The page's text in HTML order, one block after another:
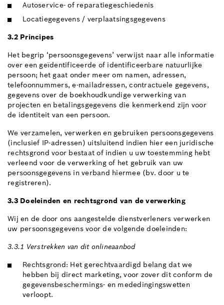
Autoservice- of reparatiegeschiedenis
Locatiegegevens / verplaatsingsgegevens
3.2 Principes
Het begrip ‘persoonsgegevens’ verwijst naar alle informatie
over een geïdentificeerde of identificeerbare natuurlijke
persoon; het gaat onder meer om namen, adressen,
telefoonnummers, e-mailadressen, contractuele gegevens,
gegevens over de boekhoudkundige verwerking van
projecten en betalingsgegevens die kenmerkend zijn voor
de identiteit van een persoon.
We verzamelen, verwerken en gebruiken persoonsgegevens
(inclusief IP-adressen) uitsluitend indien hier een juridische
rechtsgrond voor bestaat of indien u uw toestemming hebt
verleend voor de verwerking of het gebruik van uw
persoonsgegevens in verband hiermee (bv. door u te
registreren).
3.3 Doeleinden en rechtsgrond van de verwerking
Wij en de door ons aangestelde dienstverleners verwerken
uw persoonsgegevens voor de volgende doeleinden:
3.3.1 Verstrekken van dit onlineaanbod
Rechtsgrond: Het gerechtvaardigd belang dat we
hebben bij direct marketing, voor zover dit conform de
gegevensbeschermings- en mededingingswetten
verloopt.